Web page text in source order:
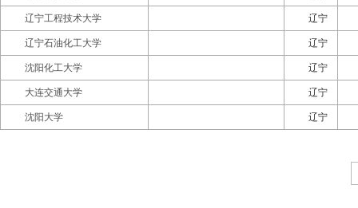
辽宁工程技术大学 辽宁
辽宁石油化工大学 辽宁
沈阳化工大学 辽宁
大连交通大学 辽宁
沈阳大学 辽宁